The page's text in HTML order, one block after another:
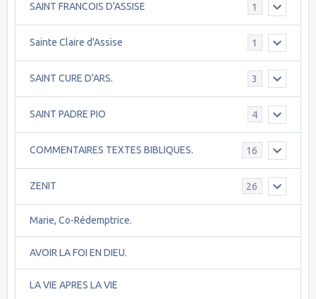
SAINT FRANCOIS D'ASSISE 1
Sainte Claire d'Assise 1
SAINT CURE D'ARS. 3
SAINT PADRE PIO 4
COMMENTAIRES TEXTES BIBLIQUES. 16
ZENIT 26
Marie, Co-Rédemptrice.
AVOIR LA FOI EN DIEU.
LA VIE APRES LA VIE